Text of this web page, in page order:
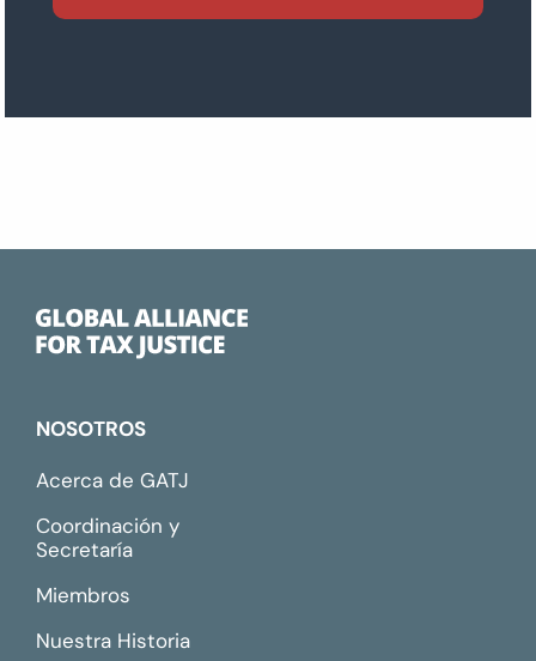
NOSOTROS
Acerca de GATJ
Coordinación y
Secretaría
Miembros
Nuestra Historia